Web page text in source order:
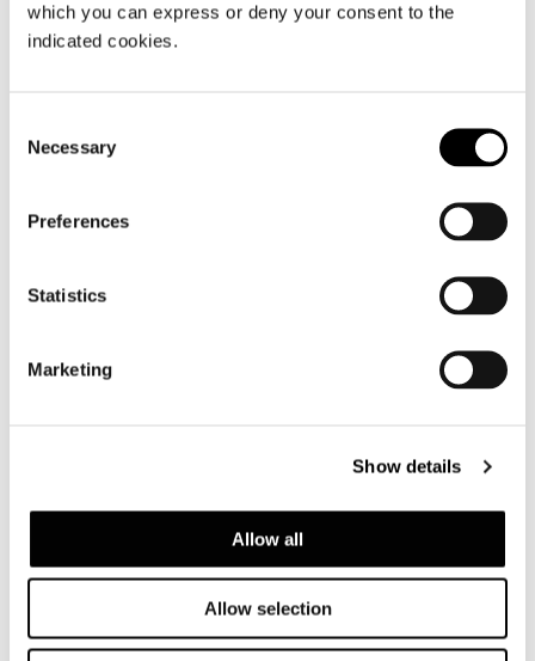
which you can express or deny your consent to the
indicated cookies.
Selection
Necessary
Preferences
Statistics
Marketing
Show details
Allow all
Allow selection
SHARE
Minotti Los Angeles by Ecru Inc.